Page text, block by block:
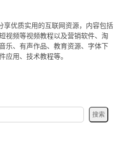
优质实用的互联网资源，内容包括
视频等视频教程以及营销软件、淘
乐、有声作品、教育资源、字体下
应用、技术教程等。